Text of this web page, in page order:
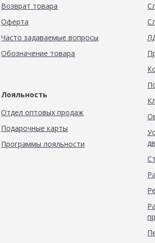
Возврат товара
Оферта
Часто задаваемые вопросы
Обозначение товара
Лояльность
Отдел оптовых продаж
Подарочные карты
Программы лояльности